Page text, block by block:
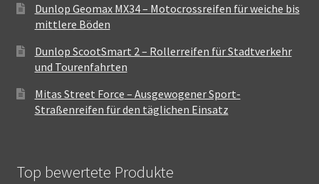
Dunlop Geomax MX34 – Motocrossreifen für weiche bis
mittlere Böden
Dunlop ScootSmart 2 – Rollerreifen für Stadtverkehr
und Tourenfahrten
Mitas Street Force – Ausgewogener Sport-
Straßenreifen für den täglichen Einsatz
Top bewertete Produkte